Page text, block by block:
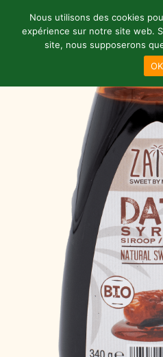
Aanbieding!
Nous utilisons des cookies
expérience sur notre site web.
site, nous supposerons
OK